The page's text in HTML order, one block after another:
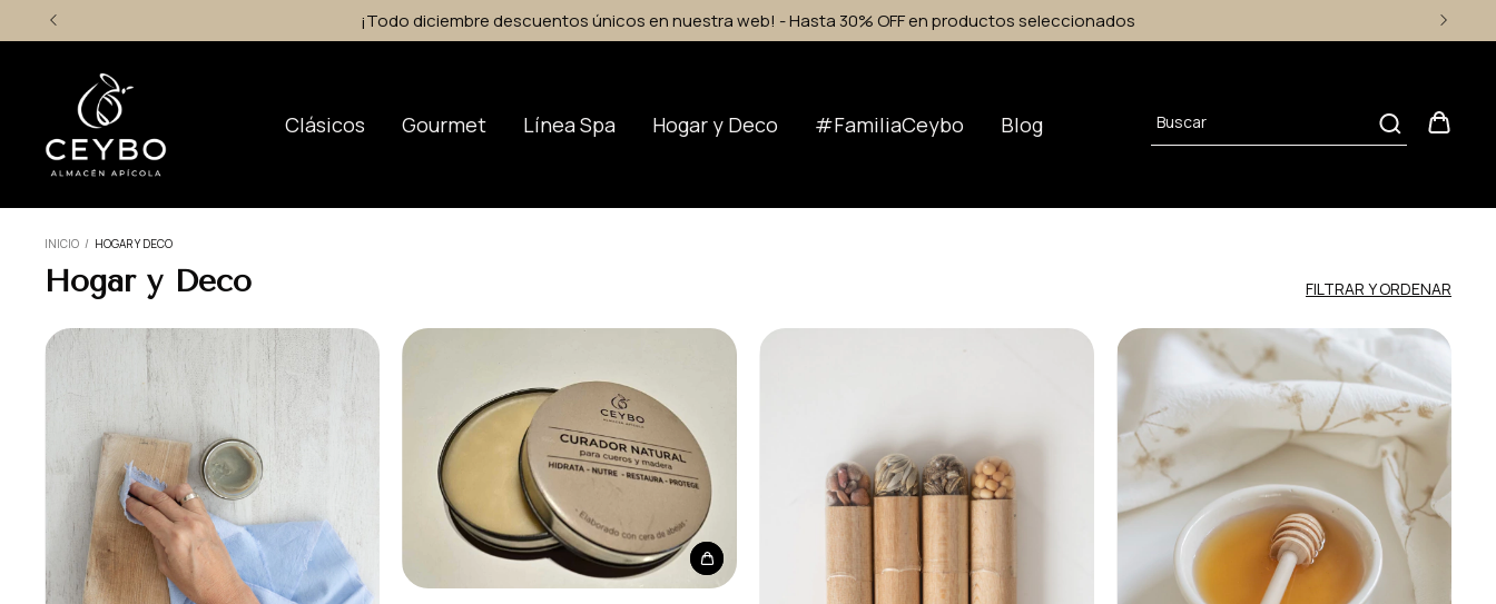
🔥 Visitá nuestro Instagram y TikTok 🔥
Clásicos Gourmet Línea Spa Hogar y Deco #FamiliaCeybo Blog
INICIO / HOGAR Y DECO
Hogar y Deco FILTRAR Y ORDENAR